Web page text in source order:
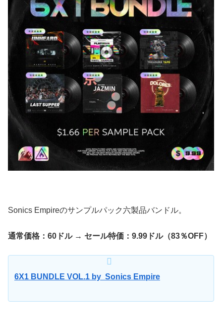
Sonics Empireのサンプルパック六製品バンドル。
通常価格：60ドル → セール特価：9.99ドル（83％OFF）
6X1 BUNDLE VOL.1 by Sonics Empire